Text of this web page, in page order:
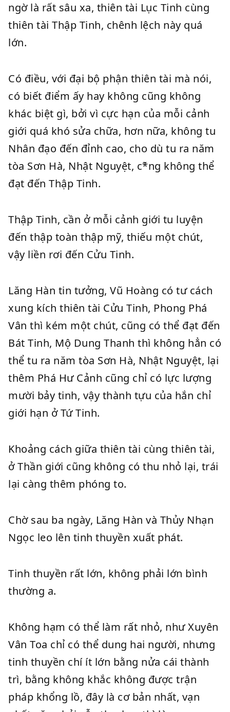
ngờ là rất sâu xa, thiên tài Lục Tinh cùng
thiên tài Thập Tinh, chênh lệch này quá
lớn.
Có điều, với đại bộ phận thiên tài mà nói,
có biết điểm ấy hay không cũng không
khác biệt gì, bởi vì cực hạn của mỗi cảnh
giới quá khó sửa chữa, hơn nữa, không tu
Nhân đạo đến đỉnh cao, cho dù tu ra năm
tòa Sơn Hà, Nhật Nguyệt, c*̃ng không thể
đạt đến Thập Tinh.
Thập Tinh, cần ở mỗi cảnh giới tu luyện
đến thập toàn thập mỹ, thiếu một chút,
vậy liền rơi đến Cửu Tinh.
Lăng Hàn tin tưởng, Vũ Hoàng có tư cách
xung kích thiên tài Cửu Tinh, Phong Phá
Vân thì kém một chút, cũng có thể đạt đến
Bát Tinh, Mộ Dung Thanh thì không hẳn có
thể tu ra năm tòa Sơn Hà, Nhật Nguyệt, lại
thêm Phá Hư Cảnh cũng chỉ có lực lượng
mười bảy tinh, vậy thành tựu của hắn chỉ
giới hạn ở Tứ Tinh.
Khoảng cách giữa thiên tài cùng thiên tài,
ở Thần giới cũng không có thu nhỏ lại, trái
lại càng thêm phóng to.
Chờ sau ba ngày, Lăng Hàn và Thủy Nhạn
Ngọc leo lên tinh thuyền xuất phát.
Tinh thuyền rất lớn, không phải lớn bình
thường a.
Không hạm có thể làm rất nhỏ, như Xuyên
Vân Toa chỉ có thể dung hai người, nhưng
tinh thuyền chí ít lớn bằng nửa cái thành
trì, bằng không khắc không được trận
pháp khổng lồ, đây là cơ bản nhất, vạn